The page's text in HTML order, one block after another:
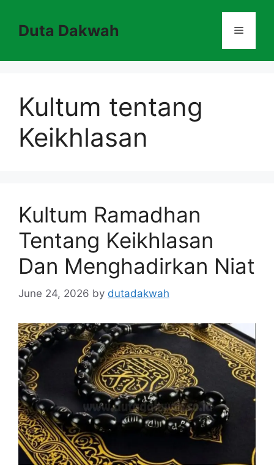
contentDuta Dakwah Menu
Kultum tentang
Keikhlasan
Kultum Ramadhan
Tentang Keikhlasan
Dan Menghadirkan Niat
June 24, 2026 by dutadakwah